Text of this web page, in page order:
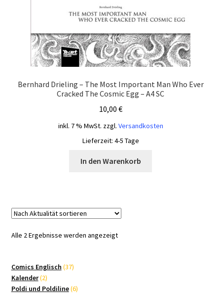
Bernhard Drieling – The Most Important Man Who Ever
Cracked The Cosmic Egg – A4 SC
10,00 €
inkl. 7 % MwSt. zzgl. Versandkosten
Lieferzeit: 4-5 Tage
In den Warenkorb
Alle 2 Ergebnisse werden angezeigtNach
Comics Englisch 3737
Kalender 22
Produkte
Poldi und Poldiline 66